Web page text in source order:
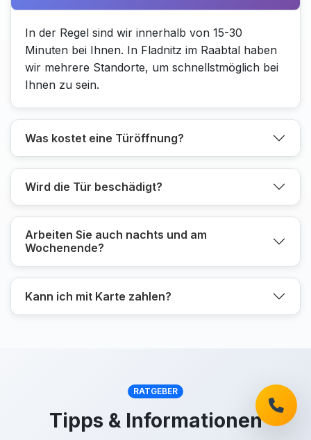
In der Regel sind wir innerhalb von 15-30
Minuten bei Ihnen. In Fladnitz im Raabtal haben
wir mehrere Standorte, um schnellstmöglich bei
Ihnen zu sein.
Was kostet eine Türöffnung?
Wird die Tür beschädigt?
Arbeiten Sie auch nachts und am
Wochenende?
Kann ich mit Karte zahlen?
RATGEBER
Tipps & Informationen